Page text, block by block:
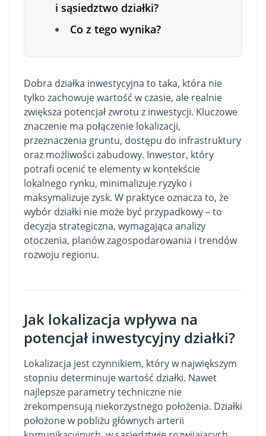
i sąsiedztwo działki?
Co z tego wynika?
Dobra działka inwestycyjna to taka, która nie
tylko zachowuje wartość w czasie, ale realnie
zwiększa potencjał zwrotu z inwestycji. Kluczowe
znaczenie ma połączenie lokalizacji,
przeznaczenia gruntu, dostępu do infrastruktury
oraz możliwości zabudowy. Inwestor, który
potrafi ocenić te elementy w kontekście
lokalnego rynku, minimalizuje ryzyko i
maksymalizuje zysk. W praktyce oznacza to, że
wybór działki nie może być przypadkowy – to
decyzja strategiczna, wymagająca analizy
otoczenia, planów zagospodarowania i trendów
rozwoju regionu.
Jak lokalizacja wpływa na
potencjał inwestycyjny działki?
Lokalizacja jest czynnikiem, który w największym
stopniu determinuje wartość działki. Nawet
najlepsze parametry techniczne nie
zrekompensują niekorzystnego położenia. Działki
położone w pobliżu głównych arterii